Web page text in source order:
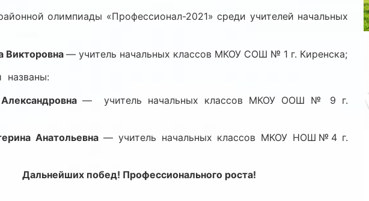
олимпиады «Профессионал-2021» среди учителей начальных
Викторовна— учитель начальных классов МКОУ СОШ № 1 г. Киренска;
названы:
— учитель начальных классов МКОУ ООШ № 9 г.
Анатольевна— учитель начальных классов МКОУ НОШ№4 г.
Дальнейших побед! Профессионального роста!